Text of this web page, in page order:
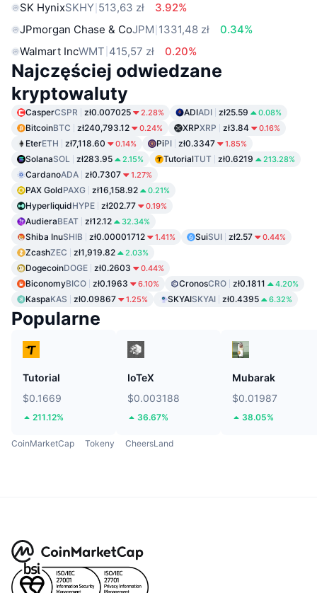
SK HynixSKHY 513,63 zł
3.92%
JPmorgan Chase & CoJPM 1331,48 zł
0.34%
Walmart IncWMT 415,57 zł 0.20%
Najczęściej odwiedzane
kryptowaluty
CasperCSPR zł0.007025 2.28% ADIADI zł25.59 0.08%
BitcoinBTC zł240,793.12 0.24% XRPXRP zł3.84 0.16%
EterETH zł7,118.60 0.14% PiPI zł0.3347 1.85%
SolanaSOL zł283.95 2.15% TutorialTUT zł0.6219 213.28%
CardanoADA zł0.7307 1.27%
PAX GoldPAXG zł16,158.92 0.21%
HyperliquidHYPE zł202.77 0.19%
AudieraBEAT zł12.12 32.34%
Shiba InuSHIB zł0.00001712 1.41% SuiSUI zł2.57 0.44%
ZcashZEC zł1,919.82 2.03%
DogecoinDOGE zł0.2603 0.44%
BiconomyBICO zł0.1963 6.10% CronosCRO zł0.1811 4.20%
KaspaKAS zł0.09867 1.25% SKYAISKYAI zł0.4395 6.32%
Popularne
Tutorial
$0.1669
211.12%
IoTeX
$0.003188
36.67%
Mubarak
$0.01987
38.05%
CoinMarketCap Tokeny CheersLand